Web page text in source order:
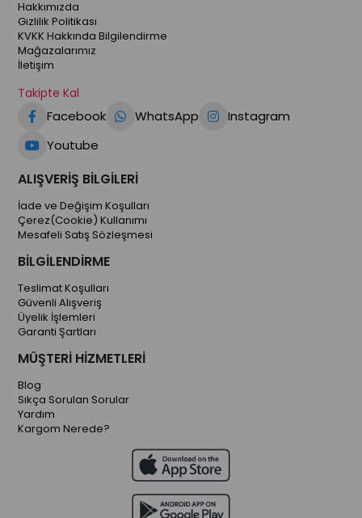
Hakkımızda
Gizlilik Politikası
KVKK Hakkında Bilgilendirme
Mağazalarımız
İletişim
Takipte Kal
Facebook WhatsApp
Instagram
Youtube
ALIŞVERİŞ BİLGİLERİ
İade ve Değişim Koşulları
Çerez(Cookie) Kullanımı
Mesafeli Satış Sözleşmesi
BİLGİLENDİRME
Teslimat Koşulları
Güvenli Alışveriş
Üyelik İşlemleri
Garanti Şartları
MÜŞTERİ HİZMETLERİ
Blog
Sıkça Sorulan Sorular
Yardım
Kargom Nerede?